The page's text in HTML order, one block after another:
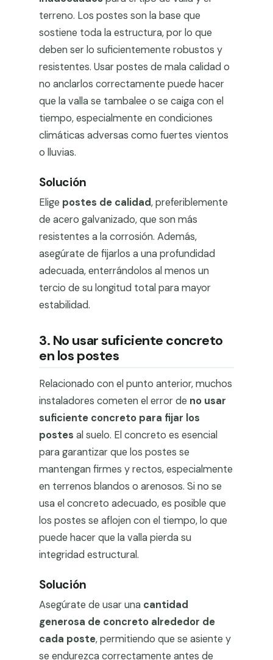
terreno. Los postes son la base que
sostiene toda la estructura, por lo que
deben ser lo suficientemente robustos y
resistentes. Usar postes de mala calidad o
no anclarlos correctamente puede hacer
que la valla se tambalee o se caiga con el
tiempo, especialmente en condiciones
climáticas adversas como fuertes vientos
o lluvias.
Solución
Elige postes de calidad, preferiblemente
de acero galvanizado, que son más
resistentes a la corrosión. Además,
asegúrate de fijarlos a una profundidad
adecuada, enterrándolos al menos un
tercio de su longitud total para mayor
estabilidad.
3. No usar suficiente concreto
en los postes
Relacionado con el punto anterior, muchos
instaladores cometen el error de no usar
suficiente concreto para fijar los
postes al suelo. El concreto es esencial
para garantizar que los postes se
mantengan firmes y rectos, especialmente
en terrenos blandos o arenosos. Si no se
usa el concreto adecuado, es posible que
los postes se aflojen con el tiempo, lo que
puede hacer que la valla pierda su
integridad estructural.
Solución
Asegúrate de usar una cantidad
generosa de concreto alrededor de
cada poste, permitiendo que se asiente y
se endurezca correctamente antes de